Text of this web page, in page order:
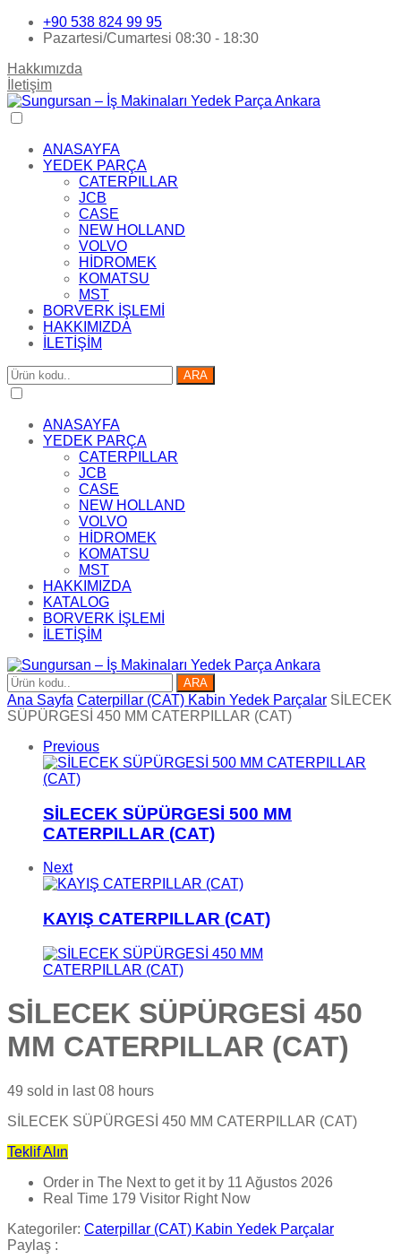
+90 538 824 99 95
Pazartesi/Cumartesi 08:30 - 18:30
Hakkımızda
İletişim
ANASAYFA
YEDEK PARÇA
CATERPILLAR
JCB
CASE
NEW HOLLAND
VOLVO
HİDROMEK
KOMATSU
MST
BORVERK İŞLEMİ
HAKKIMIZDA
İLETİŞİM
ARA
ANASAYFA
YEDEK PARÇA
CATERPILLAR
JCB
CASE
NEW HOLLAND
VOLVO
HİDROMEK
KOMATSU
MST
HAKKIMIZDA
KATALOG
BORVERK İŞLEMİ
İLETİŞİM
ARA
Ana Sayfa Caterpillar (CAT) Kabin Yedek Parçalar SİLECEK
SÜPÜRGESİ 450 MM CATERPILLAR (CAT)
Previous
SİLECEK SÜPÜRGESİ 500 MM
CATERPILLAR (CAT)
Next
KAYIŞ CATERPILLAR (CAT)
SİLECEK SÜPÜRGESİ 450
MM CATERPILLAR (CAT)
49 sold in last08 hours
SİLECEK SÜPÜRGESİ 450 MM CATERPILLAR (CAT)
Teklif Alın
Order in The Nextto get it by 11 Ağustos 2026
Real Time 179 Visitor Right Now
Kategoriler: Caterpillar (CAT) Kabin Yedek Parçalar
Paylaş :